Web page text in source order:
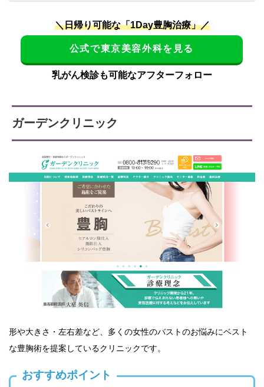
＼日帰り可能な「1Day豊胸治療」／
公式で東京美容外科を見る
乳がん検診も可能なアフターフォロー
ガーデンクリニック
形や大きさ・左右差など、多くの女性のバストのお悩みにベスト
な豊胸術を提案しているクリニックです。
おすすめポイント